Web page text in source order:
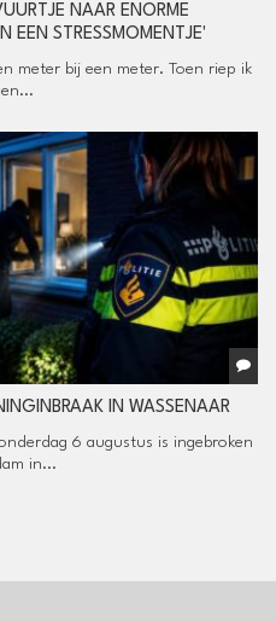
NAAR ENORME
EEN STRESSMOMENTJE'
meter bij een meter. Toen riep ik
IN WASSENAAR
6 augustus is ingebroken
in...